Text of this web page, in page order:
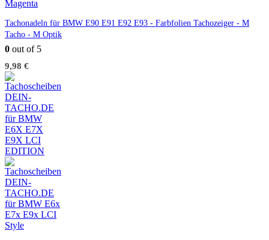
Tachonadeln für BMW E90 E91 E92 E93 - Farbfolien Tachozeiger - M
Tacho - M Optik
0 out of 5
9,98 €